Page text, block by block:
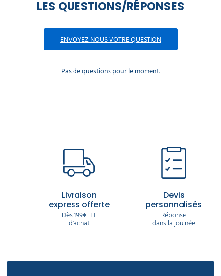
LES QUESTIONS/RÉPONSES
ENVOYEZ NOUS VOTRE QUESTION
Pas de questions pour le moment.
Livraison
express offerte
Dès 199€ HT
d'achat
Devis
personnalisés
Réponse
dans la journée